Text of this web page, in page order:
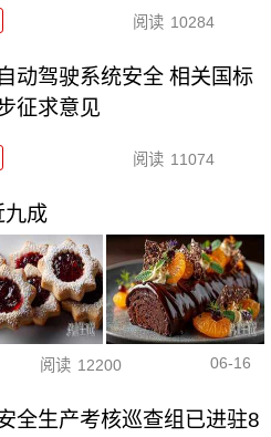
阅读 10284
动驾驶系统安全 相关国标
征求意见
阅读 11074
九成
阅读 12200 06-16
全生产考核巡查组已进驻8